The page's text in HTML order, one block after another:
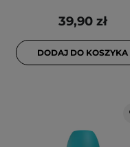
39,90 zł
DODAJ DO KOSZYKA